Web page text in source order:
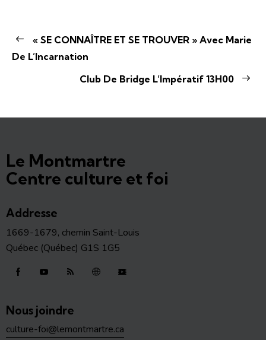
« SE CONNAÎTRE ET SE TROUVER » Avec Marie
De L’Incarnation
Club De Bridge L’Impératif 13H00
Le Montmartre
Centre culture et foi
Addresse
1669-1679, chemin Saint-Louis
Québec (Québec) G1S 1G5
Nous joindre
culture-foi@lemontmartre.ca